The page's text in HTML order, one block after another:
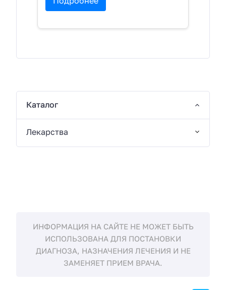
Каталог
Лекарства
ИНФОРМАЦИЯ НА САЙТЕ НЕ МОЖЕТ БЫТЬ
ИСПОЛЬЗОВАНА ДЛЯ ПОСТАНОВКИ
ДИАГНОЗА, НАЗНАЧЕНИЯ ЛЕЧЕНИЯ И НЕ
ЗАМЕНЯЕТ ПРИЕМ ВРАЧА.